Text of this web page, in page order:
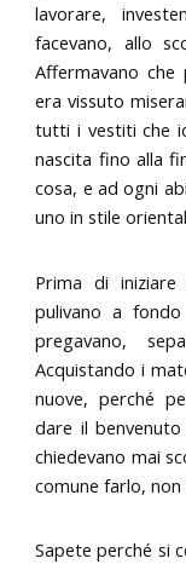
lavorare,
facevano, allo
Affermavano
era vissuto
tutti i vestiti che
nascita fino alla
cosa, e ad ogni
uno in stile
Prima di
pulivano a
pregavano,
Acquistando i
nuove, perché
dare il
chiedevano mai
comune farlo, non
Sapete perché si